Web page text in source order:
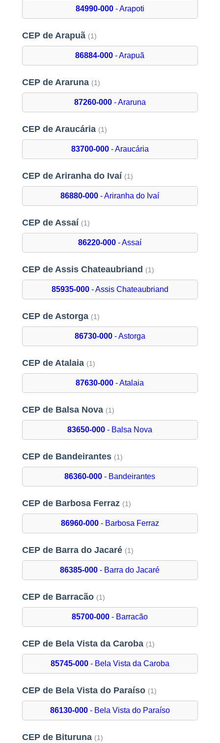
84990-000- Arapoti
CEP de Arapuã (1)
86884-000 - Arapuã
CEP de Araruna (1)
87260-000- Araruna
CEP de Araucária (1)
83700-000- Araucária
CEP de Ariranha do Ivaí (1)
86880-000 - Ariranha do Ivaí
CEP de Assaí (1)
86220-000 - Assaí
CEP de Assis Chateaubriand (1)
85935-000- Assis Chateaubriand
CEP de Astorga (1)
86730-000- Astorga
CEP de Atalaia (1)
87630-000 - Atalaia
CEP de Balsa Nova (1)
83650-000 - Balsa Nova
CEP de Bandeirantes (1)
86360-000 - Bandeirantes
CEP de Barbosa Ferraz (1)
86960-000- Barbosa Ferraz
CEP de Barra do Jacaré (1)
86385-000 - Barra do Jacaré
CEP de Barracão (1)
85700-000 - Barracão
CEP de Bela Vista da Caroba (1)
85745-000- Bela Vista da Caroba
CEP de Bela Vista do Paraíso (1)
86130-000- Bela Vista do Paraíso
CEP de Bituruna (1)